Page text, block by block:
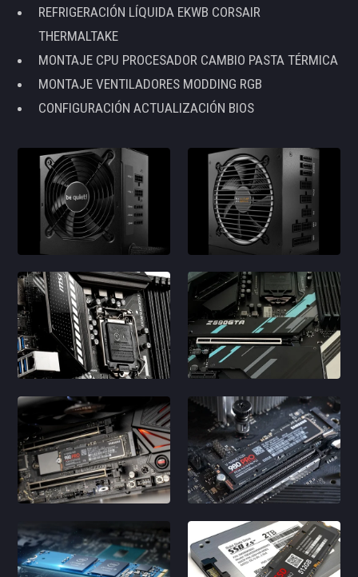
REFRIGERACIÓN LÍQUIDA EKWB CORSAIR
THERMALTAKE
MONTAJE CPU PROCESADOR CAMBIO PASTA TÉRMICA
MONTAJE VENTILADORES MODDING RGB
CONFIGURACIÓN ACTUALIZACIÓN BIOS